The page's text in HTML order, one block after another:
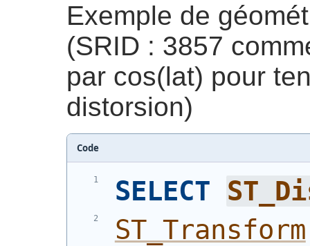
Exemple de
(SRID : 3857
par cos(lat) pour
distorsion)
Code
SELECT
ST_Transform